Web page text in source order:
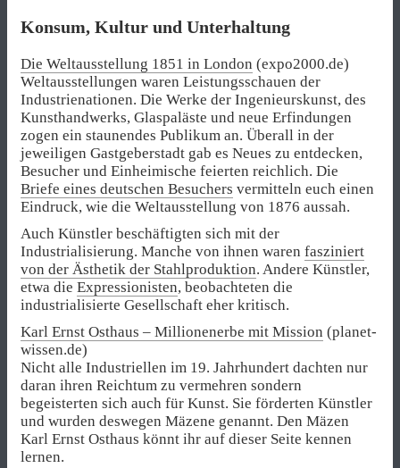
Konsum, Kultur und Unterhaltung
Die Weltausstellung 1851 in London (expo2000.de)
Weltausstellungen waren Leistungsschauen der
Industrienationen. Die Werke der Ingenieurskunst, des
Kunsthandwerks, Glaspaläste und neue Erfindungen
zogen ein staunendes Publikum an. Überall in der
jeweiligen Gastgeberstadt gab es Neues zu entdecken,
Besucher und Einheimische feierten reichlich. Die
Briefe eines deutschen Besuchers vermitteln euch einen
Eindruck, wie die Weltausstellung von 1876 aussah.
Auch Künstler beschäftigten sich mit der
Industrialisierung. Manche von ihnen waren fasziniert
von der Ästhetik der Stahlproduktion. Andere Künstler,
etwa die Expressionisten, beobachteten die
industrialisierte Gesellschaft eher kritisch.
Karl Ernst Osthaus – Millionenerbe mit Mission (planet-
wissen.de)
Nicht alle Industriellen im 19. Jahrhundert dachten nur
daran ihren Reichtum zu vermehren sondern
begeisterten sich auch für Kunst. Sie förderten Künstler
und wurden deswegen Mäzene genannt. Den Mäzen
Karl Ernst Osthaus könnt ihr auf dieser Seite kennen
lernen.